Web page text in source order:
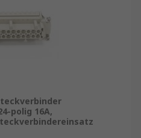
polig 16A,